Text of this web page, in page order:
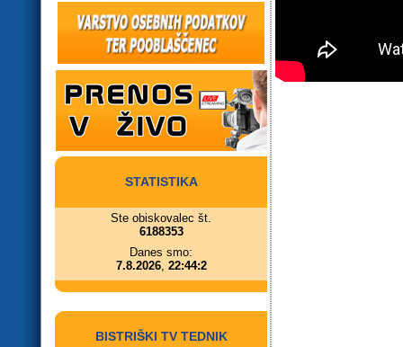
STATISTIKA
Ste obiskovalec št.
6188353
Danes smo:
7.8.2026, 22:44:2
BISTRIŠKI TV TEDNIK